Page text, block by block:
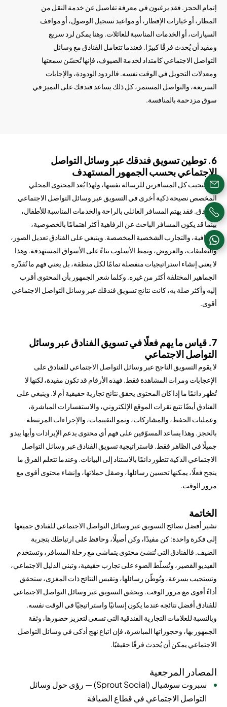
إتمام الحجز. فقد يرغبون في معرفة تفاصيل عن خدمة النقل من
المطار، أو خيارات الإفطار، أو مواعيد تسجيل الوصول، أو مواقف
السيارات، أو الخدمات المناسبة للعائلات. وهنا يمكن لرد سريع
ومفيد أن يُحدث فرقًا كبيرًا. فعندما تتعامل الفنادق مع وسائل
التواصل الاجتماعي كامتداد لخدمة الضيوف، فإنها تُحسّن سمعتها
ومعدلات التحويل في الوقت نفسه. فالردود الودودة، والإجابات
السريعة، والتواصل المستمر، كل ذلك يساعد فندقك على التميز في
سوق مزدحمة بالمنافسة.
6. توطين تسويق فندقك عبر وسائل التواصل
الاجتماعي بحسب الجمهور المستهدف
لا يستجيب كل المسافرين للرسالة نفسها، ولهذا يُعد المحتوى المحلي
المخصص نصيحة ذكية أخرى في التسويق عبر وسائل التواصل الاجتماعي
للفنادق. فقد يهتم المسافر العائلي بالراحة والخدمات المناسبة للأطفال،
بينما قد يكون المسافر الباحث عن الرفاهية أكثر اهتمامًا بالخصوصية،
والعافية، والتجارب الشخصية المخصصة. وينبغي على الفنادق تعديل الصور،
والتعليقات، والعروض، ونمط الأسلوب بناءً على الأسواق المستهدفة. وهذا
لا يعني إنشاء استراتيجيات منفصلة تمامًا لكل منطقة، بل يعني فهم ما تُقدّره
الجماهير المختلفة أكثر من غيره. وكلما شعر الجمهور بأن المحتوى أقرب
إليه وأكثر صلة به، كانت نتائج تسويق فندقك عبر وسائل التواصل الاجتماعي
أقوى.
7. قياس ما يهم فعلًا في تسويق الفنادق عبر وسائل
التواصل الاجتماعي
لا يقوم التسويق الناجح عبر وسائل التواصل الاجتماعي للفنادق على
الإعجابات ومرات المشاهدة فقط. فهذه الأرقام قد تكون مفيدة، لكنها لا
تُظهر دائمًا ما إذا كان المحتوى يحقق نتائج تجارية حقيقية أم لا. وينبغي على
الفنادق أيضًا تتبع نقرات الموقع الإلكتروني، والاستفسارات المباشرة،
وعمليات الحفظ، والمشاركات، ونمو التقييمات، والإجراءات المرتبطة
بالحجز. وهذا يساعد المسوّقين على فهم أي محتوى يدعم الإيرادات وأيها يبدو
جميلًا في الظاهر فقط. فاستراتيجية تسويق الفنادق عبر وسائل التواصل
الاجتماعي الذكية تتطور دائمًا بالاستناد إلى البيانات. وعندما تتعلم الفرق ما
ينجح فعلًا، يمكنها تحسين رسائلها، وصقل حملاتها، وإنشاء محتوى أقوى مع
مرور الوقت.
الخاتمة
تشير أفضل نصائح التسويق عبر وسائل التواصل الاجتماعي للفنادق جميعها
إلى فكرة واحدة: كن مفيدًا، وكن أصيلًا، وحافظ على ارتباطك بتجربة
الضيف. فالفنادق التي تُنشئ محتوى يتماشى مع رحلة المسافر، وتستخدم
الفيديو القصير، وتُسلّط الضوء على تجارب حقيقية، وتبني الدليل الاجتماعي،
وتستجيب بسرعة، وتُوطّن رسائلها، وتقيس النتائج ذات المغزى، ستحقق
أداءً أقوى مع مرور الوقت. ويحقق التسويق عبر وسائل التواصل الاجتماعي
للفنادق أفضل نتائجه عندما يكون إنسانيًا واستراتيجيًا في الوقت نفسه.
وبالنسبة للعلامات التجارية الفندقية التي تسعى لتعزيز حضورها، وثقة
الجمهور بها، وحجوزاتها المباشرة، فإن اتباع نهج أذكى في وسائل التواصل
الاجتماعي يمكن أن يُحدث فرقًا حقيقيًا.
المصادر المرجعية
سبروت سوشيال (Sprout Social) — رؤى حول وسائل
التواصل الاجتماعي في قطاع الضيافة